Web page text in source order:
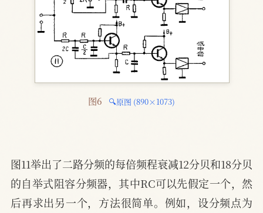
图6 🔍原图 (890×1073)
图11举出了二路分频的每倍频程衰减12分贝和18分贝
的自举式阻容分频器，其中RC可以先假定一个，然
后再求出另一个，方法很简单。例如，设分频点为